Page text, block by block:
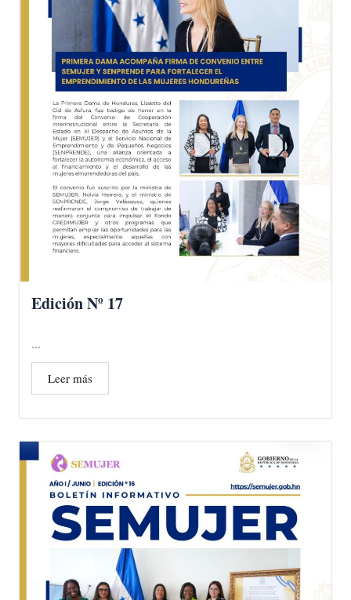
Edición Nº 17
...
Leer más